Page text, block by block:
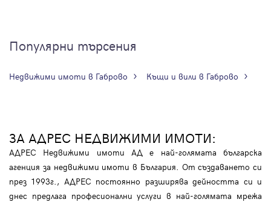
Популярни търсения
Недвижими имоти в Габрово Къщи и вили в Габрово
ЗА АДРЕС НЕДВИЖИМИ ИМОТИ:
АДРЕС Недвижими имоти АД е най-голямата българска
агенция за недвижими имоти в България. От създаването си
през 1993г., АДРЕС постоянно разширява дейността си и
днес предлага професионални услуги в най-голямата мрежа